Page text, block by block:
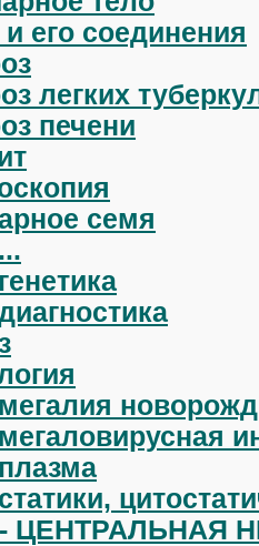
его соединения
легких
печени
семя
ЦЕНТРАЛЬНАЯ